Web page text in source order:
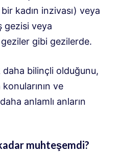
kadın inzivası) veya
gezisi veya
gibi gezilerde.
daha bilinçli olduğunu,
ve
anlamlı anların
muhteşemdi?